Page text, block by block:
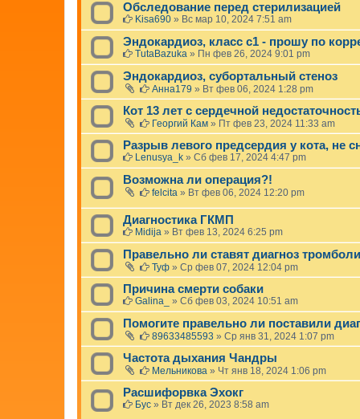
Обследование перед стерилизацией
Kisa690 » Вс мар 10, 2024 7:51 am
Эндокардиоз, класс с1 - прошу по
TutaBazuka » Пн фев 26, 2024 9:01 pm
Эндокардиоз, субортальный стеноз
Анна179 » Вт фев 06, 2024 1:28 pm
Кот 13 лет с сердечной
Георгий Кам » Пт фев 23, 2024 11:33 am
Разрыв левого предсердия у кота, не
Lenusya_k » Сб фев 17, 2024 4:47 pm
Возможна ли операция?!
felcita » Вт фев 06, 2024 12:20 pm
Диагностика ГКМП
Midija » Вт фев 13, 2024 6:25 pm
Правельно ли ставят диагноз
Туф » Ср фев 07, 2024 12:04 pm
Причина смерти собаки
Galina_ » Сб фев 03, 2024 10:51 am
Помогите правельно ли поставили
89633485593 » Ср янв 31, 2024 1:07 pm
Частота дыхания Чандры
Мельникова » Чт янв 18, 2024 1:06 pm
Расшифорвка Эхокг
Бус » Вт дек 26, 2023 8:58 am